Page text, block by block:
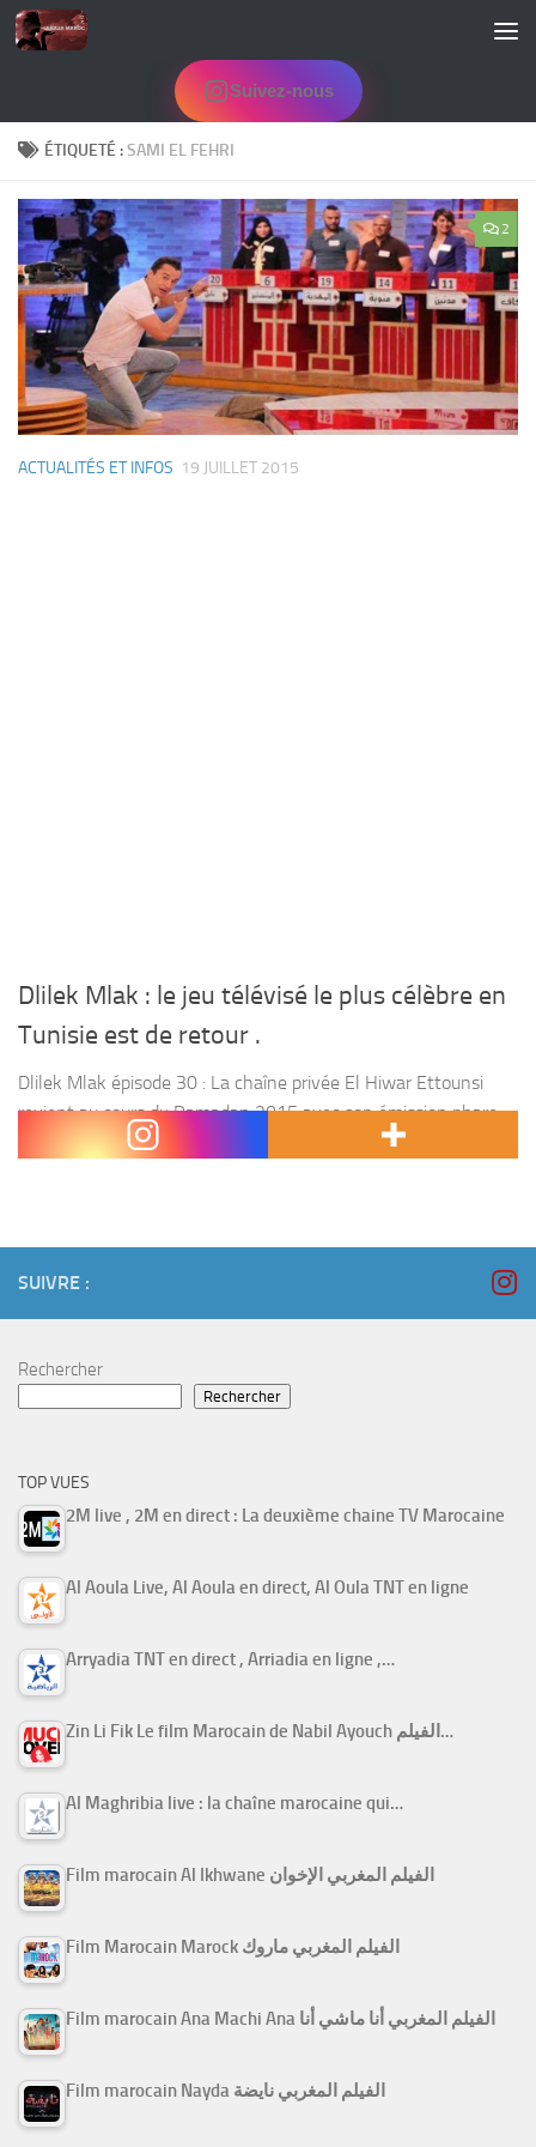
Skip to content
Suivez-nous
ÉTIQUETÉ :SAMI EL FEHRI
2
ACTUALITÉS ET INFOS 19 JUILLET 2015
Dlilek Mlak : le jeu télévisé le plus célèbre en
Tunisie est de retour .
Dlilek Mlak épisode 30 : La chaîne privée El Hiwar Ettounsi
revient au cours du Ramadan 2015 avec son émission phare «
Dlilek Mlak » présentée par Sami El Fehri et qui promet aux...
SUIVRE :
Rechercher
Rechercher
TOP VUES
2M live , 2M en direct : La deuxième chaine TV Marocaine
Al Aoula Live, Al Aoula en direct, Al Oula TNT en ligne
Arryadia TNT en direct , Arriadia en ligne ,…
Zin Li Fik Le film Marocain de Nabil Ayouch الفيلم…
Al Maghribia live : la chaîne marocaine qui…
Film marocain Al Ikhwane الفيلم المغربي الإخوان
Film Marocain Marock الفيلم المغربي ماروك
Film marocain Ana Machi Ana الفيلم المغربي أنا ماشي أنا
Film marocain Nayda الفيلم المغربي نايضة